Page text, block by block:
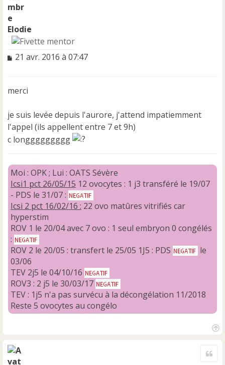
Elodie
M
a
e
n
o
n
21 avr. 2016 à 07:47
merci
je suis levée depuis l'aurore, j'attend impatiemment
l'appel (ils appellent entre 7 et 9h)
c longgggggggg
Moi : OPK ; Lui : OATS Sévère
Icsi1 pct 26/05/15 12 ovocytes : 1 j3 transféré le 19/07
- PDS le 31/07 :
Icsi 2 pct 16/02/16 : 22 ovo matûres vitrifiés car
hyperstim
ROV 1 le 20/04 avec 7 ovo : 1 seul embryon 0 congélés
:
ROV 2 le 20/05 : transfert le 25/05 1J5 : PDS
le
03/06
TEV 2j5 le 04/10/16
ROV3 : 2 j5 le 30/03/17
TEV : 1j5 n'a pas survécu à la décongélation 11/2018
Reste 5 ovocytes au congélo